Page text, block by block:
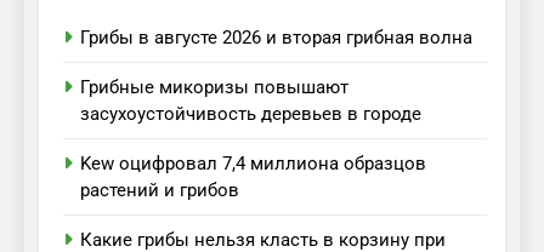
Грибы в августе 2026 и вторая грибная волна
Грибные микоризы повышают
засухоустойчивость деревьев в городе
Kew оцифровал 7,4 миллиона образцов
растений и грибов
Какие грибы нельзя класть в корзину при